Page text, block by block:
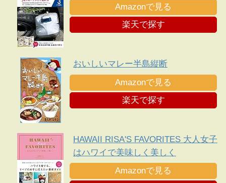
Amazonで見る
楽天で探す
おいしいマレー半島縦断
Amazonで見る
楽天で探す
HAWAII RISA'S FAVORITES 大人女子
はハワイで美味しく美しく
Amazonで見る